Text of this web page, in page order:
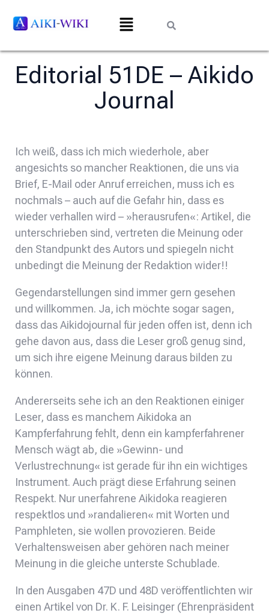
Editorial 51DE – Aikido
Journal
Ich weiß, dass ich mich wiederhole, aber
angesichts so mancher Reaktionen, die uns via
Brief, E-Mail oder Anruf erreichen, muss ich es
nochmals – auch auf die Gefahr hin, dass es
wieder verhallen wird – »herausrufen«: Artikel, die
unterschrieben sind, vertreten die Meinung oder
den Standpunkt des Autors und spiegeln nicht
unbedingt die Meinung der Redaktion wider!!
Gegendarstellungen sind immer gern gesehen
und willkommen. Ja, ich möchte sogar sagen,
dass das Aikidojournal für jeden offen ist, denn ich
gehe davon aus, dass die Leser groß genug sind,
um sich ihre eigene Meinung daraus bilden zu
können.
Andererseits sehe ich an den Reaktionen einiger
Leser, dass es manchem Aikidoka an
Kampferfahrung fehlt, denn ein kampferfahrener
Mensch wägt ab, die »Gewinn- und
Verlustrechnung« ist gerade für ihn ein wichtiges
Instrument. Auch prägt diese Erfahrung seinen
Respekt. Nur unerfahrene Aikidoka reagieren
respektlos und »randalieren« mit Worten und
Pamphleten, sie wollen provozieren. Beide
Verhaltensweisen aber gehören nach meiner
Meinung in die gleiche unterste Schublade.
In den Ausgaben 47D und 48D veröffentlichten wir
einen Artikel von Dr. K. F. Leisinger (Ehrenpräsident